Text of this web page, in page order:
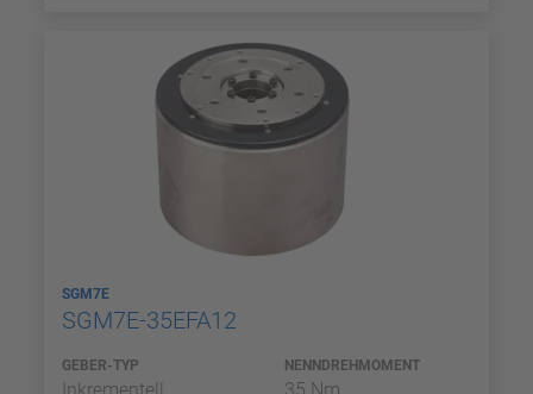
SGM7E
SGM7E-35EFA12
GEBER-TYP NENNDREHMOMENT